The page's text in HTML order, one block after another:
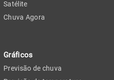
Satélite
Chuva Agora
Gráficos
Previsão de chuva